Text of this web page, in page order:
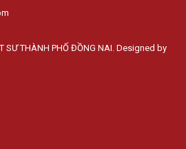
THÀNH PHỐ ĐỒNG NAI. Designed by